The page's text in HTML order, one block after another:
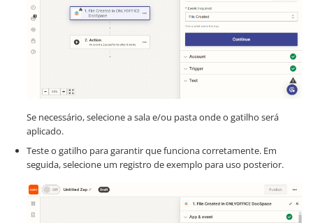
Se necessário, selecione a sala e/ou pasta onde o gatilho será
aplicado.
Teste o gatilho para garantir que funciona corretamente. Em
seguida, selecione um registro de exemplo para uso posterior.